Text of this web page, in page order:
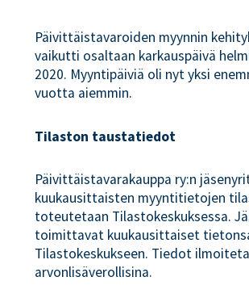
Päivittäistavaroiden myynnin
vaikutti osaltaan karkauspäivä
2020. Myyntipäiviä oli nyt yksi
vuotta aiemmin.
Tilaston taustatiedot
Päivittäistavarakauppa ry:n
kuukausittaisten myyntitietojen
toteutetaan Tilastokeskuksessa.
toimittavat kuukausittaiset
Tilastokeskukseen. Tiedot
arvonlisäverollisina.